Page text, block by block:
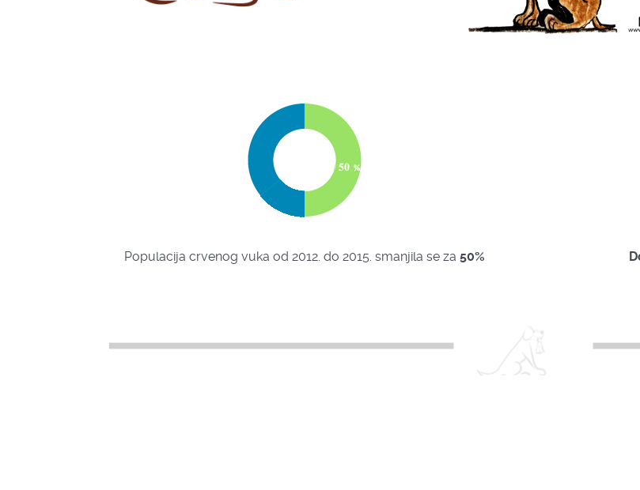
Populacija crvenog vuka od 2012. do 2015. smanjila se za 50%